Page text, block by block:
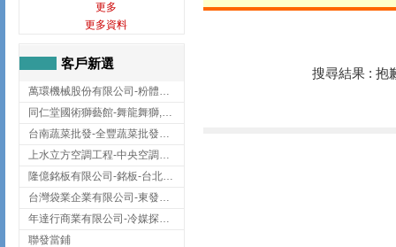
更多
更多資料
客戶新選
萬環機械股份有限公司-粉體塗裝設備,輸送機,輸送機設備,台南輸送機
同仁堂國術獅藝館-舞龍舞獅,台中舞龍舞獅
台南蔬菜批發-全豐蔬菜批發專送/台南蔬菜箱宅配到府
上水立方空調工程-中央空調規劃,台北中央空調規劃
隆億銘板有限公司-銘板-台北銘板-板橋銘板
台灣袋業企業有限公司-東發企業社/台中太空袋/太空包
年達行商業有限公司-冷媒探漏儀,壓力錶組,真空泵浦,台北冷凍空調材料
聯發當鋪
搜尋結果 : 抱